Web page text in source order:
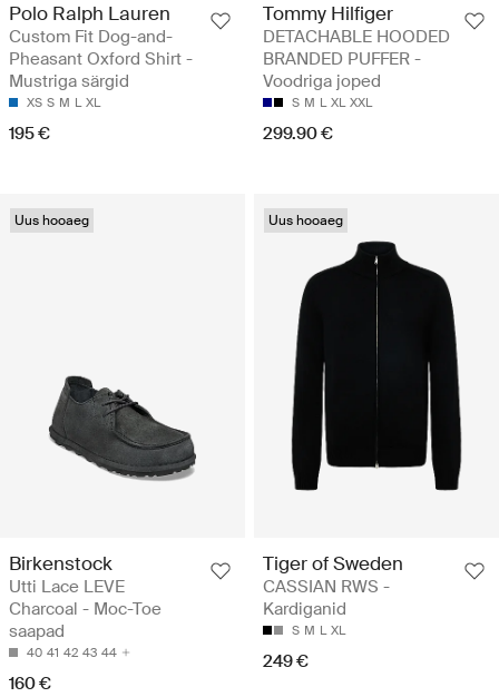
Polo Ralph Lauren
Custom Fit Dog-and-
Pheasant Oxford Shirt -
Mustriga särgid
XS S M L XL
195 €
Tommy Hilfiger
DETACHABLE HOODED
BRANDED PUFFER -
Voodriga joped
S M L XL XXL
299.90 €
Uus hooaeg
Birkenstock
Utti Lace LEVE
Charcoal - Moc-Toe
saapad
40 41 42 43 44
160 €
Uus hooaeg
Tiger of Sweden
CASSIAN RWS -
Kardiganid
S M L XL
249 €